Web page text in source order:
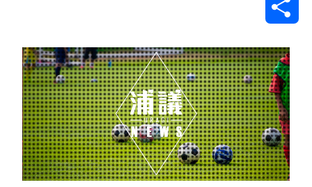
e
b
o
o
t
t
e
r
e
n
a
r
n
o
t
e y
L
i
n